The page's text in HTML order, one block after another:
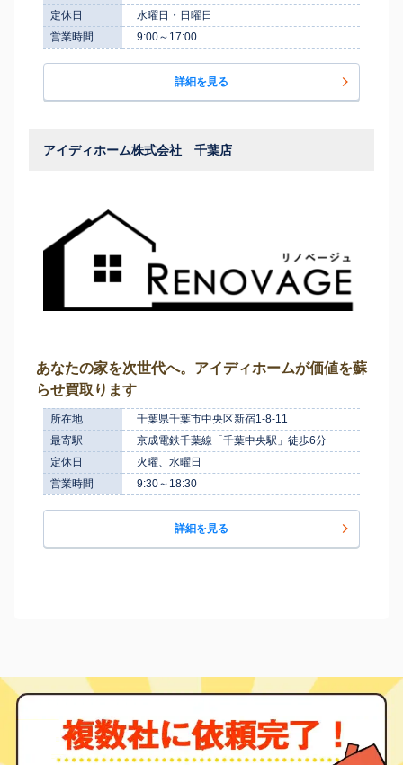
定休日
水曜日・日曜日
営業時間
9:00～17:00
詳細を見る
アイディホーム株式会社 千葉店
あなたの家を次世代へ。アイディホームが価値を蘇
らせ買取ります
所在地
千葉県千葉市中央区新宿1-8-11
最寄駅
京成電鉄千葉線「千葉中央駅」徒歩6分
定休日
火曜、水曜日
営業時間
9:30～18:30
詳細を見る